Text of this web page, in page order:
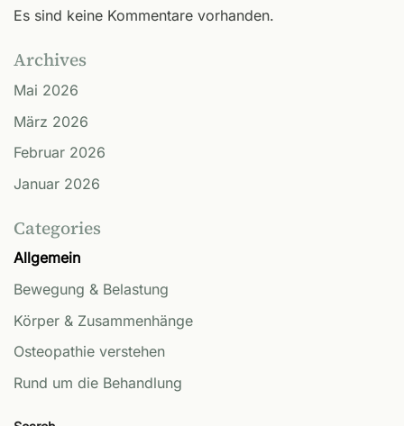
Es sind keine Kommentare vorhanden.
Archives
Mai 2026
März 2026
Februar 2026
Januar 2026
Categories
Allgemein
Bewegung & Belastung
Körper & Zusammenhänge
Osteopathie verstehen
Rund um die Behandlung